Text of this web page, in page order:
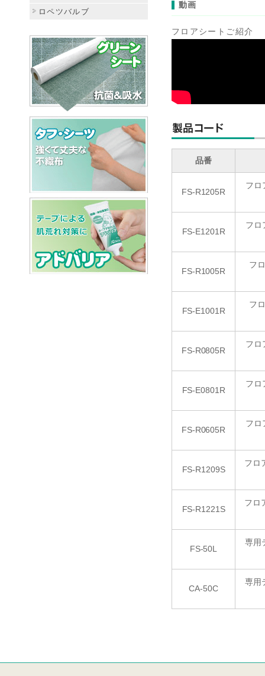
ロペツバルブ
動画
フロアシートご紹介
品番
FS-R1205R
フロ
FS-E1201R
フロ
FS-R1005R
フ
FS-E1001R
フ
FS-R0805R
フロ
FS-E0801R
フロ
FS-R0605R
フロ
FS-R1209S
フロ
FS-R1221S
フロ
FS-50L
専用
CA-50C
専用